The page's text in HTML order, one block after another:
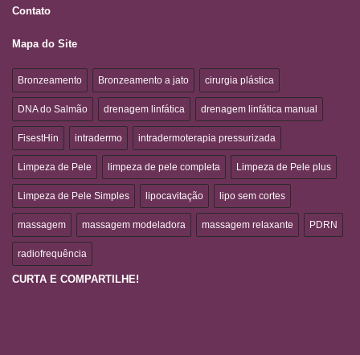
Contato
Mapa do Site
Bronzeamento Bronzeamento a jato cirurgia plástica
DNA do Salmão drenagem linfática drenagem linfática manual
FisestHin intradermo intradermoterapia pressurizada
Limpeza de Pele limpeza de pele completa Limpeza de Pele plus
Limpeza de Pele Simples lipocavitação lipo sem cortes
massagem massagem modeladora massagem relaxante PDRN
radiofrequência
CURTA E COMPARTILHE!